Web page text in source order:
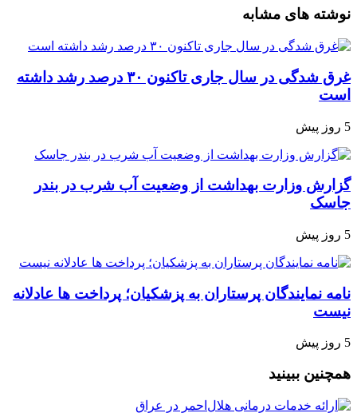
نوشته های مشابه
غرق شدگی در سال جاری تاکنون ۳۰ درصد رشد داشته
است
5 روز پیش
گزارش وزارت بهداشت از وضعیت آب شرب در بندر
جاسک
5 روز پیش
نامه نمایندگان پرستاران به پزشکیان؛ پرداخت ها عادلانه
نیست
5 روز پیش
همچنین ببینید